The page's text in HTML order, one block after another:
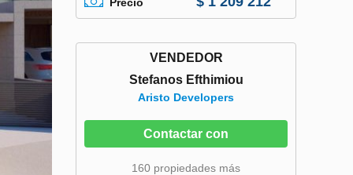
VENDEDOR
Stefanos Efthimiou
Aristo Developers
Contactar con
160 propiedades más